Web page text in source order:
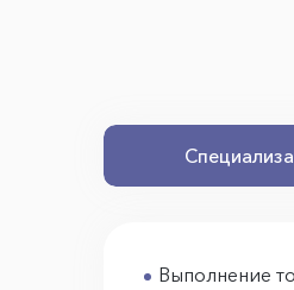
Выполнение